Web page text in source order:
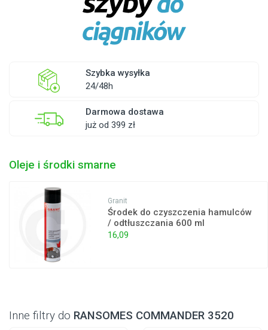
Szybka wysyłka
24/48h
Darmowa dostawa
już od 399 zł
Oleje i środki smarne
Granit
Środek do czyszczenia hamulców
/ odtłuszczania 600 ml
16,09
Inne filtry do RANSOMES COMMANDER 3520